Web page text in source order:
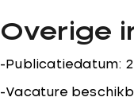
Overige
-Publicatiedatum:
-Vacature